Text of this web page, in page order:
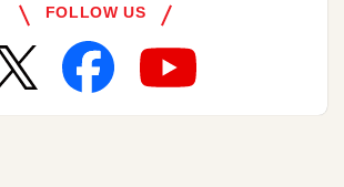
FOLLOW US